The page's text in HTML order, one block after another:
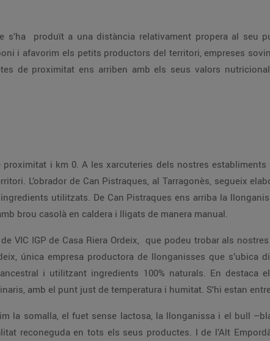
produït a una distància relativament propera al seu
i afavorim els petits productors del territori, empreses
de proximitat ens arriben amb els seus valors
i km 0. A les xarcuteries dels nostres establiments
L’obrador de Can Pistraques, al Tarragonès, segueix
utilitzats. De Can Pistraques ens arriba la
brou casolà en caldera i lligats de manera manual.
VIC IGP de Casa Riera Ordeix, que podeu trobar als
única empresa productora de llonganisses que s’ubica
i utilitzant ingredients 100% naturals. En destaca
amb el punt just de temperatura i humitat. S’hi estan
la somalla, el fuet sense lactosa, la llonganissa i el bull
reconeguda en tots els seus productes. I de l’Alt